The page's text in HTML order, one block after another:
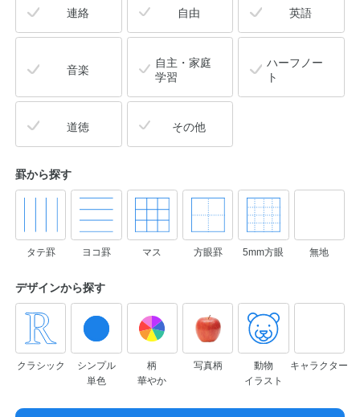
連絡 自由 英語
音楽
自主・家庭
学習
ハーフノー
ト
道徳 その他
罫から探す
タテ罫 ヨコ罫 マス 方眼罫 5mm方眼 無地
デザインから探す
クラシック
シンプル
単色
柄
華やか
写真柄
動物
イラスト
キャラクター